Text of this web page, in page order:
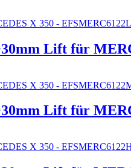
Lift für
Lift für